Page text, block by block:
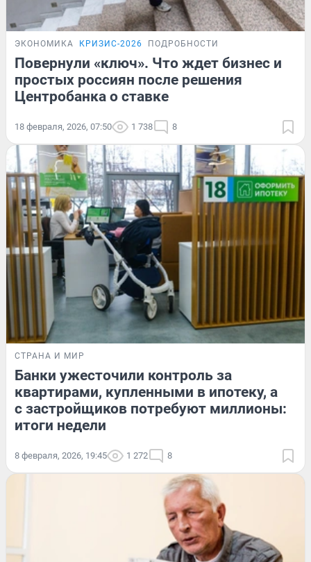
ЭКОНОМИКА КРИЗИС-2026 ПОДРОБНОСТИ
Повернули «ключ». Что ждет бизнес и
простых россиян после решения
Центробанка о ставке
18 февраля, 2026, 07:50 1 738 8
СТРАНА И МИР
Банки ужесточили контроль за
квартирами, купленными в ипотеку, а
с застройщиков потребуют миллионы:
итоги недели
8 февраля, 2026, 19:45 1 272 8